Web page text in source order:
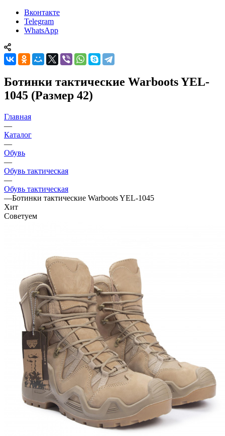
Вконтакте
Telegram
WhatsApp
Ботинки тактические Warboots YEL-
1045 (Размер 42)
Главная
—
Каталог
—
Обувь
—
Обувь тактическая
—
Обувь тактическая
—Ботинки тактические Warboots YEL-1045
Хит
Советуем